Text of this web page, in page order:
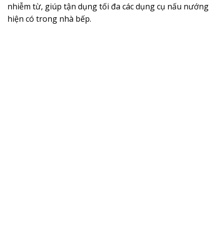
nhiễm từ, giúp tận dụng tối đa các dụng cụ nấu nướng
hiện có trong nhà bếp.